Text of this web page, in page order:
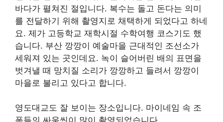
바다가 펼쳐진 절입니다. 복수는 돌고 돈다는 의미
를 전달하기 위해 촬영지로 채택하게 되었다고 하네
요. 제가 고등학교 재학시절 수학여행 코스기도 했
습니다. 부산 깡깡이 예술마을 근대적인 조선소가
세워져 있는 곳인데요. 녹이 슬어버린 배의 표면을
벗겨낼 때 망치질 소리가 깡깡하고 들려서 깡깡이
마을로 불리고 있다고 합니다.
영도대교도 잘 보이는 장소입니다. 마이네임 속 조